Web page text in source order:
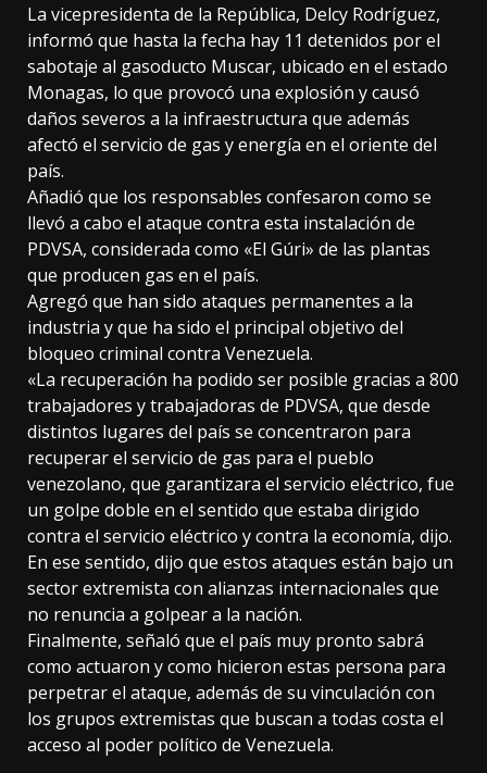
La vicepresidenta de la República, Delcy Rodríguez,
informó que hasta la fecha hay 11 detenidos por el
sabotaje al gasoducto Muscar, ubicado en el estado
Monagas, lo que provocó una explosión y causó
daños severos a la infraestructura que además
afectó el servicio de gas y energía en el oriente del
país.
Añadió que los responsables confesaron como se
llevó a cabo el ataque contra esta instalación de
PDVSA, considerada como «El Gúri» de las plantas
que producen gas en el país.
Agregó que han sido ataques permanentes a la
industria y que ha sido el principal objetivo del
bloqueo criminal contra Venezuela.
«La recuperación ha podido ser posible gracias a 800
trabajadores y trabajadoras de PDVSA, que desde
distintos lugares del país se concentraron para
recuperar el servicio de gas para el pueblo
venezolano, que garantizara el servicio eléctrico, fue
un golpe doble en el sentido que estaba dirigido
contra el servicio eléctrico y contra la economía, dijo.
En ese sentido, dijo que estos ataques están bajo un
sector extremista con alianzas internacionales que
no renuncia a golpear a la nación.
Finalmente, señaló que el país muy pronto sabrá
como actuaron y como hicieron estas persona para
perpetrar el ataque, además de su vinculación con
los grupos extremistas que buscan a todas costa el
acceso al poder político de Venezuela.